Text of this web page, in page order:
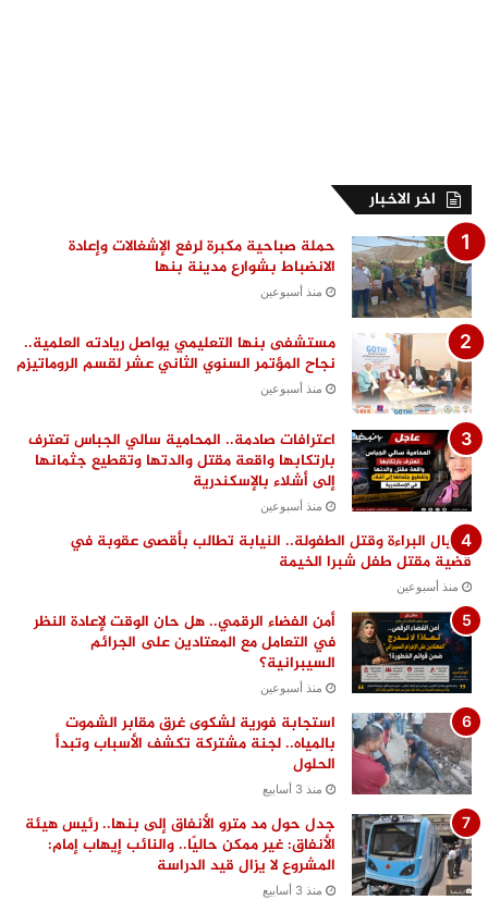
اخر الاخبار
حملة صباحية مكبرة لرفع الإشغالات وإعادة
الانضباط بشوارع مدينة بنها
منذ أسبوعين
مستشفى بنها التعليمي يواصل ريادته العلمية..
نجاح المؤتمر السنوي الثاني عشر لقسم الروماتيزم
منذ أسبوعين
اعترافات صادمة.. المحامية سالي الجباس تعترف
بارتكابها واقعة مقتل والدتها وتقطيع جثمانها
إلى أشلاء بالإسكندرية
منذ أسبوعين
اغتيال البراءة وقتل الطفولة.. النيابة تطالب بأقصى عقوبة في
قضية مقتل طفل شبرا الخيمة
منذ أسبوعين
أمن الفضاء الرقمي.. هل حان الوقت لإعادة النظر
في التعامل مع المعتادين على الجرائم
السيبرانية؟
منذ أسبوعين
استجابة فورية لشكوى غرق مقابر الشموت
بالمياه.. لجنة مشتركة تكشف الأسباب وتبدأ
الحلول
منذ 3 أسابيع
جدل حول مد مترو الأنفاق إلى بنها.. رئيس هيئة
الأنفاق: غير ممكن حاليًا.. والنائب إيهاب إمام:
المشروع لا يزال قيد الدراسة
منذ 3 أسابيع